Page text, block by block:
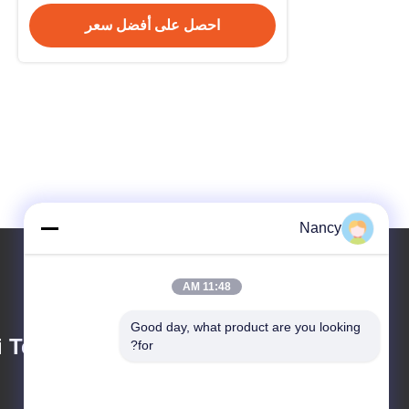
احصل على أفضل سعر
Co.,
Nancy
11:48 AM
Good day, what product are you looking
for?